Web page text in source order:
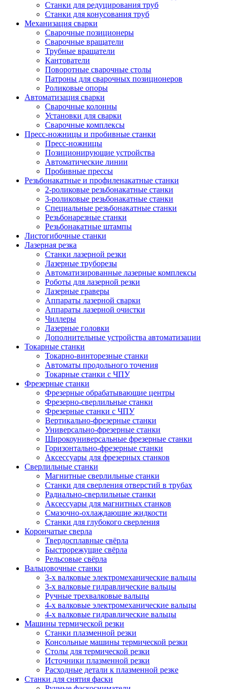
Станки для редуцирования труб
Станки для конусования труб
Механизация сварки
Сварочные позиционеры
Сварочные вращатели
Трубные вращатели
Кантователи
Поворотные сварочные столы
Патроны для сварочных позиционеров
Роликовые опоры
Автоматизация сварки
Сварочные колонны
Установки для сварки
Сварочные комплексы
Пресс-ножницы и пробивные станки
Пресс-ножницы
Позиционирующие устройства
Автоматические линии
Пробивные прессы
Резьбонакатные и профиленакатные станки
2-роликовые резьбонакатные станки
3-роликовые резьбонакатные станки
Специальные резьбонакатные станки
Резьбонарезные станки
Резьбонакатные штампы
Листогибочные станки
Лазерная резка
Станки лазерной резки
Лазерные труборезы
Автоматизированные лазерные комплексы
Роботы для лазерной резки
Лазерные граверы
Аппараты лазерной сварки
Аппараты лазерной очистки
Чиллеры
Лазерные головки
Дополнительные устройства автоматизации
Токарные станки
Токарно-винторезные станки
Автоматы продольного точения
Токарные станки с ЧПУ
Фрезерные станки
Фрезерные обрабатывающие центры
Фрезерно-сверлильные станки
Фрезерные станки с ЧПУ
Вертикально-фрезерные станки
Универсально-фрезерные станки
Широкоуниверсальные фрезерные станки
Горизонтально-фрезерные станки
Аксессуары для фрезерных станков
Сверлильные станки
Магнитные сверлильные станки
Станки для сверления отверстий в трубах
Радиально-сверлильные станки
Аксессуары для магнитных станков
Смазочно-охлаждающие жидкости
Станки для глубокого сверления
Корончатые сверла
Твердосплавные свёрла
Быстрорежущие свёрла
Рельсовые свёрла
Вальцовочные станки
3-х валковые электромеханические вальцы
3-х валковые гидравлические вальцы
Ручные трехвалковые вальцы
4-х валковые электромеханические вальцы
4-х валковые гидравлические вальцы
Машины термической резки
Станки плазменной резки
Консольные машины термической резки
Столы для термической резки
Источники плазменной резки
Расходные детали к плазменной резке
Станки для снятия фаски